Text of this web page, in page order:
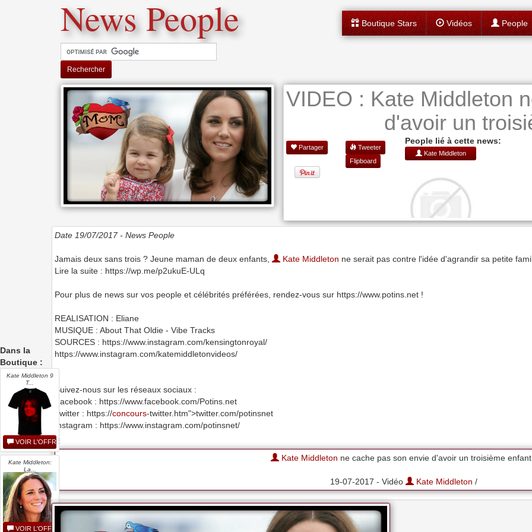
News People
Rechercher
Boutique Stars Vidéos People
VIDEO : Kate Middleton
d'avoir un
Partager
Tweeter
Flipboard
People lié à cette news:
Kate Middleton
Date 19/07/2017 - News People
Jamais deux sans trois ? Jeune maman de deux enfants, Kate Middleton ne serait pas contre l'idée d'agrandir sa petite
Lire la suite : https://wp.me/p2ukuE-ULq
Pour plus de news sur vos people et célébrités préférées, rendez-vous sur https://www.potins.net !
REALISATION : Eliane
MUSIQUE : About That Oldie - Vibe Tracks
SOURCES : https://www.instagram.com/kensingtonroyal/
https://www.instagram.com/katemiddletonvideos/
Suivez-nous sur les réseaux sociaux :
Facebook : https://www.facebook.com/Potins.net
Twitter : https://concours-twitter.htm">twitter.com/potinsnet
Instagram : https://www.instagram.com/potinsnet/
Kate Middleton ne cache pas son envie d'avoir un troisième
19-07-2017 - Vidéo Kate Middleton /
Dans la
Boutique :
Kate Middleton 9
T...
VOIR L'OFFRE
Kate Middleton:
La...
VOIR L'OFFRE